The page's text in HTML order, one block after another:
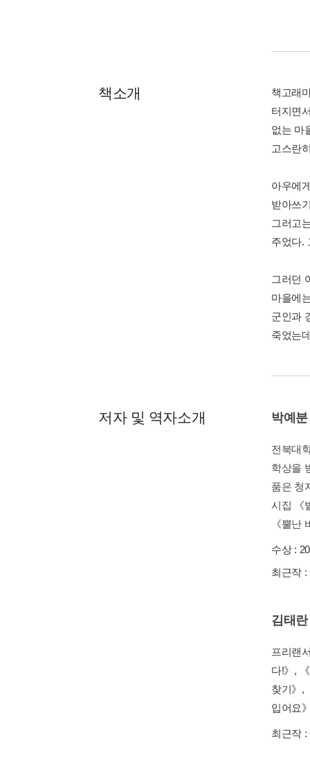
책소개
책고래
터지면
없는 마
고스란
아우에
받아쓰
그러고
주었다.
그러던
마을에
군인과
죽었는
저자 및 역자소개 박예분
전북대
학상을
품은 청
시집 《
《뿔난
수상 :
최근작 :
김태란
프리랜
다!》,
찾기》,
입어요
최근작 :